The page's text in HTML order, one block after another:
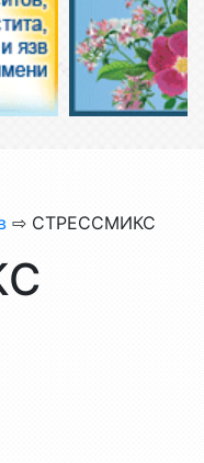
⇨ СТРЕССМИКС